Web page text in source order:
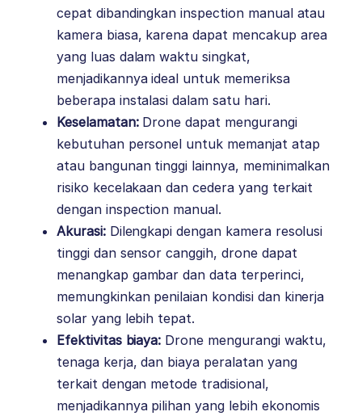
cepat dibandingkan inspection manual atau
kamera biasa, karena dapat mencakup area
yang luas dalam waktu singkat,
menjadikannya ideal untuk memeriksa
beberapa instalasi dalam satu hari.
Keselamatan:Drone dapat mengurangi
kebutuhan personel untuk memanjat atap
atau bangunan tinggi lainnya, meminimalkan
risiko kecelakaan dan cedera yang terkait
dengan inspection manual.
Akurasi:Dilengkapi dengan kamera resolusi
tinggi dan sensor canggih, drone dapat
menangkap gambar dan data terperinci,
memungkinkan penilaian kondisi dan kinerja
solar yang lebih tepat.
Efektivitas biaya: Drone mengurangi waktu,
tenaga kerja, dan biaya peralatan yang
terkait dengan metode tradisional,
menjadikannya pilihan yang lebih ekonomis